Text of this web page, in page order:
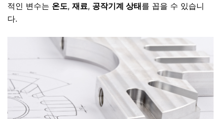
적인 변수는 온도, 재료, 공작기계 상태를 꼽을 수 있습니
다.